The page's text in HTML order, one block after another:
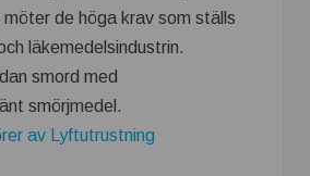
de höga krav som ställs
läkemedelsindustrin.
smord med
smörjmedel.
av Lyftutrustning